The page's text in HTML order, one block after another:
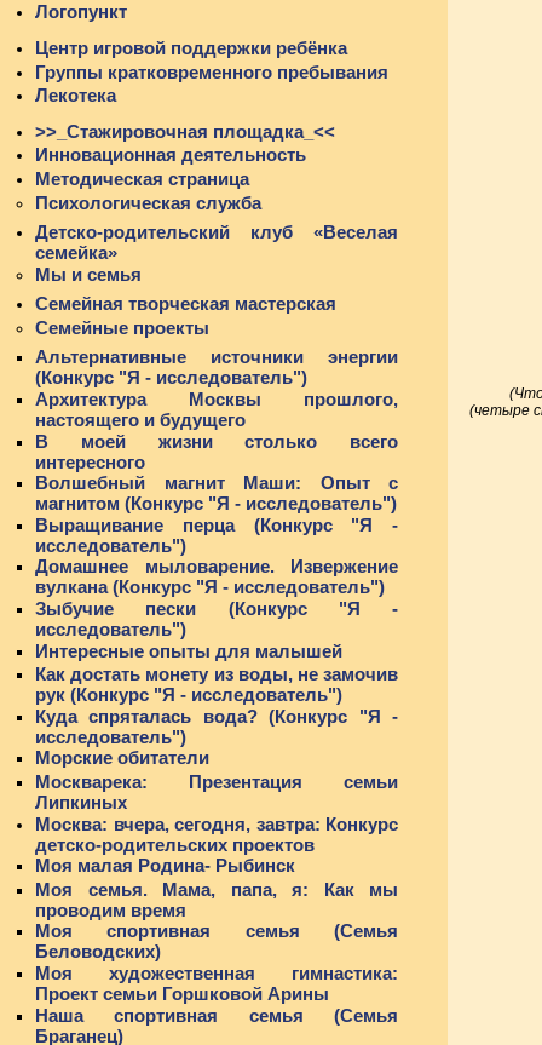
Логопункт
Центр игровой поддержки ребёнка
Группы кратковременного пребывания
Лекотека
>>_Стажировочная площадка_<<
Инновационная деятельность
Методическая страница
Психологическая служба
Детско-родительский клуб «Веселая
семейка»
Мы и семья
Семейная творческая мастерская
Семейные проекты
Альтернативные источники энергии
(Конкурс "Я - исследователь")
Архитектура Москвы прошлого,
настоящего и будущего
В моей жизни столько всего
интересного
Волшебный магнит Маши: Опыт с
магнитом (Конкурс "Я - исследователь")
Выращивание перца (Конкурс "Я -
исследователь")
Домашнее мыловарение. Извержение
вулкана (Конкурс "Я - исследователь")
Зыбучие пески (Конкурс "Я -
исследователь")
Интересные опыты для малышей
Как достать монету из воды, не замочив
рук (Конкурс "Я - исследователь")
Куда спряталась вода? (Конкурс "Я -
исследователь")
Морские обитатели
Москварека: Презентация семьи
Липкиных
Москва: вчера, сегодня, завтра: Конкурс
детско-родительских проектов
Моя малая Родина- Рыбинск
Моя семья. Мама, папа, я: Как мы
проводим время
Моя спортивная семья (Семья
Беловодских)
Моя художественная гимнастика:
Проект семьи Горшковой Арины
Наша спортивная семья (Семья
Браганец)
(четыре